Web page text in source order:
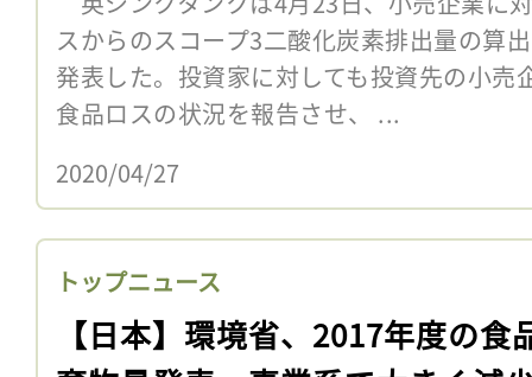
スからのスコープ3二酸化炭素排出量の算
発表した。投資家に対しても投資先の小売
食品ロスの状況を報告させ、 ...
2020/04/27
トップニュース
【日本】環境省、2017年度の食